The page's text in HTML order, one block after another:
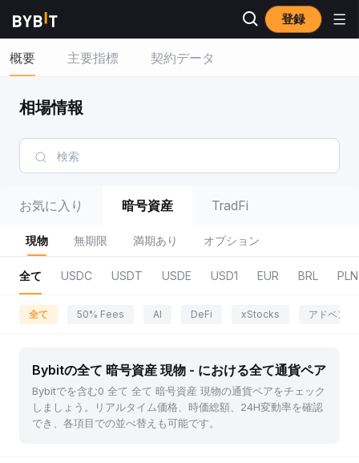
登録
概要 主要指標 契約データ
相場情報
お気に入り 暗号資産 TradFi
現物 無期限 満期あり オプション
全て USDC USDT USDE USD1 EUR BRL PLN
全て 50% Fees AI DeFi xStocks アドベン
Bybitの全て 暗号資産 現物 - における全て通貨ペア
Bybitでを含む0 全て 全て 暗号資産 現物の通貨ペアをチェック
しましょう。リアルタイム価格、時価総額、24H変動率を確認
でき、各項目での並べ替えも可能です。